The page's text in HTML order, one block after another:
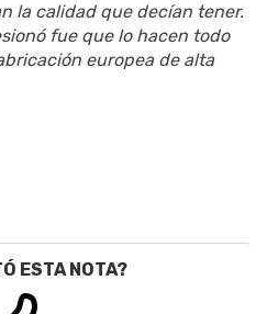
la calidad que decían tener.
fue que lo hacen todo
europea de alta
ESTA NOTA?